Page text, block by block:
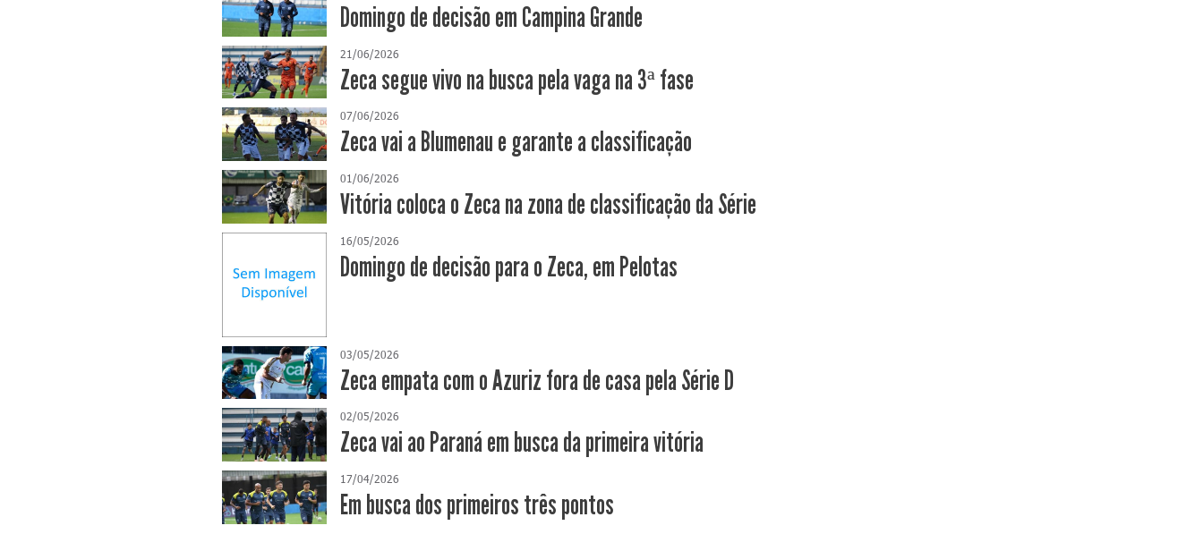
Domingo de decisão em Campina Grande
21/06/2026
Zeca segue vivo na busca pela vaga na 3ª fase
07/06/2026
Zeca vai a Blumenau e garante a classificação
01/06/2026
Vitória coloca o Zeca na zona de classificação da Série
16/05/2026
Domingo de decisão para o Zeca, em Pelotas
03/05/2026
Zeca empata com o Azuriz fora de casa pela Série D
02/05/2026
Zeca vai ao Paraná em busca da primeira vitória
17/04/2026
​Em busca dos primeiros três pontos